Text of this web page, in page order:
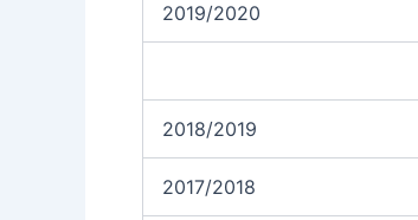
2019/2020
2018/2019
2017/2018